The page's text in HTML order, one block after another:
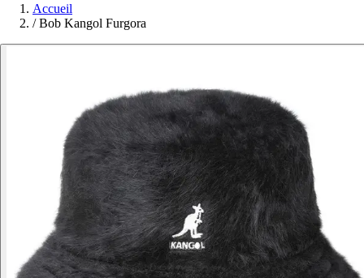
Accueil
/ Bob Kangol Furgora